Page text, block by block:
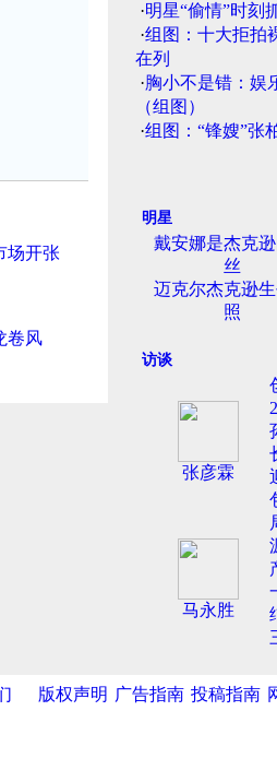
场开张
卷风
·明星“偷情”时刻
·组图：十大拒拍
在列
·胸小不是错：娱
（组图）
·组图：“锋嫂”张
明星
戴安娜是杰克
丝
迈克尔杰克逊
照
访谈
张彦霖
马永胜
版权声明 广告指南 投稿指南